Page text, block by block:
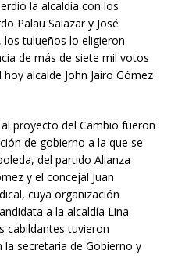
la alcaldía con los
Palau Salazar y José
los tulueños lo eligieron
de más de siete mil votos
alcalde John Jairo Gómez
proyecto del Cambio fueron
de gobierno a la que se
del partido Alianza
y el concejal Juan
cuya organización
a la alcaldía Lina
cabildantes tuvieron
secretaria de Gobierno y